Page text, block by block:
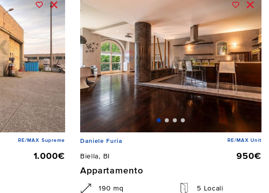
RE/MAX Supreme
1.000€
Daniele Furia RE/MAX Unit
Biella, BI
950€
Appartamento
190 mq 5 Locali